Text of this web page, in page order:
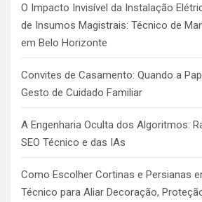
O Impacto Invisível da Instalação
de Insumos Magistrais: Técnico de
em Belo Horizonte
Convites de Casamento: Quando a
Gesto de Cuidado Familiar
A Engenharia Oculta dos Algoritmos:
SEO Técnico e das IAs
Como Escolher Cortinas e Persianas
Técnico para Aliar Decoração,